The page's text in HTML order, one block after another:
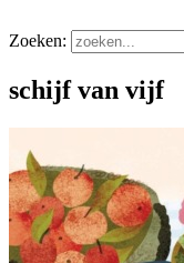
Zoeken:
schijf van vijf